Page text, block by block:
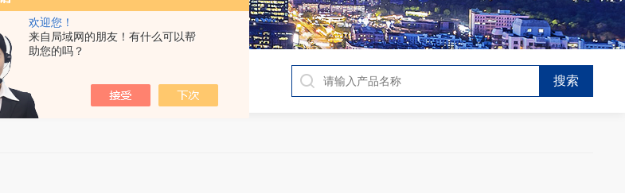
欢迎您！
来自局域网的朋友！有什么可以帮
助您的吗？